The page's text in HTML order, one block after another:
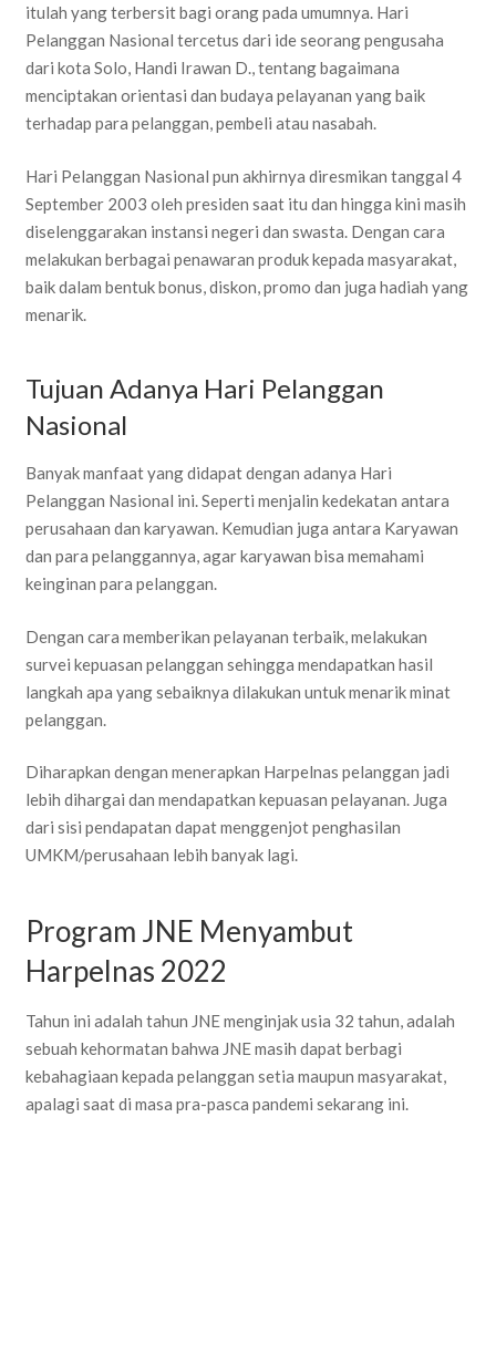
itulah yang terbersit bagi orang pada umumnya. Hari
Pelanggan Nasional tercetus dari ide seorang pengusaha
dari kota Solo, Handi Irawan D., tentang bagaimana
menciptakan orientasi dan budaya pelayanan yang baik
terhadap para pelanggan, pembeli atau nasabah.
Hari Pelanggan Nasional pun akhirnya diresmikan tanggal 4
September 2003 oleh presiden saat itu dan hingga kini masih
diselenggarakan instansi negeri dan swasta. Dengan cara
melakukan berbagai penawaran produk kepada masyarakat,
baik dalam bentuk bonus, diskon, promo dan juga hadiah yang
menarik.
Tujuan Adanya Hari Pelanggan
Nasional
Banyak manfaat yang didapat dengan adanya Hari
Pelanggan Nasional ini. Seperti menjalin kedekatan antara
perusahaan dan karyawan. Kemudian juga antara Karyawan
dan para pelanggannya, agar karyawan bisa memahami
keinginan para pelanggan.
Dengan cara memberikan pelayanan terbaik, melakukan
survei kepuasan pelanggan sehingga mendapatkan hasil
langkah apa yang sebaiknya dilakukan untuk menarik minat
pelanggan.
Diharapkan dengan menerapkan Harpelnas pelanggan jadi
lebih dihargai dan mendapatkan kepuasan pelayanan. Juga
dari sisi pendapatan dapat menggenjot penghasilan
UMKM/perusahaan lebih banyak lagi.
Program JNE Menyambut
Harpelnas 2022
Tahun ini adalah tahun JNE menginjak usia 32 tahun, adalah
sebuah kehormatan bahwa JNE masih dapat berbagi
kebahagiaan kepada pelanggan setia maupun masyarakat,
apalagi saat di masa pra-pasca pandemi sekarang ini.